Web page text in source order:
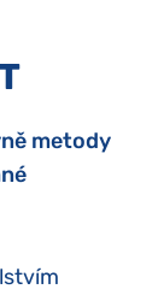
metody